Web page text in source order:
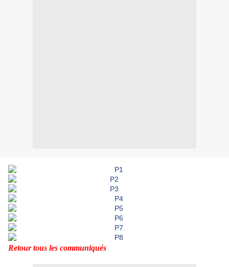
Retour tous les communiqués